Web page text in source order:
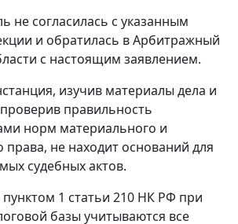
не согласилась с указанным
и обратилась в Арбитражный
с настоящим заявлением.
изучив материалы дела и
правильность
норм материального и
права, не находит оснований для
судебных актов.
пунктом 1 статьи 210 НК РФ при
базы учитываются все